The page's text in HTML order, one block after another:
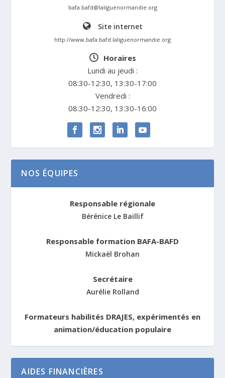
bafa.bafd@laliguenormandie.org
Site internet
http://www.bafa.bafd.laliguenormandie.org
Horaires
Lundi au jeudi :
08:30-12:30, 13:30-17:00
Vendredi :
08:30-12:30, 13:30-16:00
NOS ÉQUIPES
Responsable régionale
Bérénice Le Baillif
Responsable formation BAFA-BAFD
Mickaël Brohan
Secrétaire
Aurélie Rolland
Formateurs habilités DRAJES, expérimentés en
animation/éducation populaire
AIDES FINANCIÈRES